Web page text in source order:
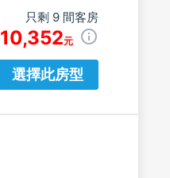
只剩 9 間客房
10,352元
選擇此房型